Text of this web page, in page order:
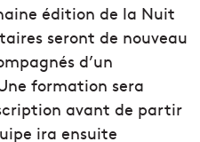
édition de la Nuit
seront de nouveau
d’un
formation sera
avant de partir
ira ensuite